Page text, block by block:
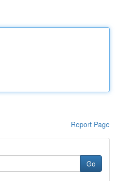
Report Page
Go